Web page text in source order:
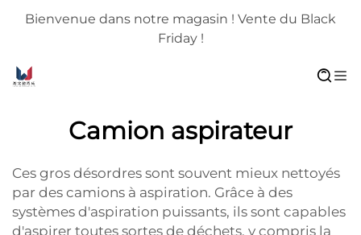
Bienvenue dans notre magasin ! Vente du Black
Friday !
Camion aspirateur
Ces gros désordres sont souvent mieux nettoyés
par des camions à aspiration. Grâce à des
systèmes d'aspiration puissants, ils sont capables
d'aspirer toutes sortes de déchets, y compris la